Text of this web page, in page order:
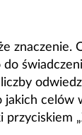
znaczenie.
jakich